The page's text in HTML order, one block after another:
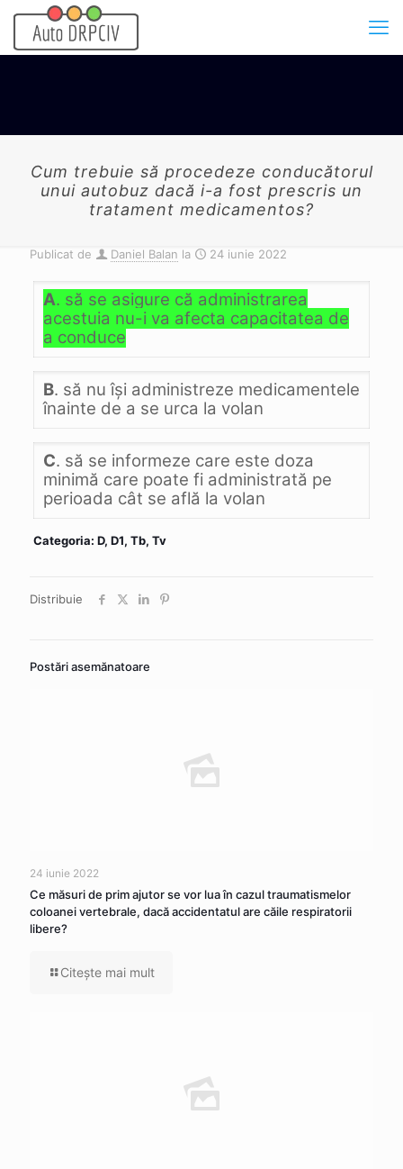
Cum trebuie să procedeze conducătorul
unui autobuz dacă i-a fost prescris un
tratament medicamentos?
Publicat de Daniel Balan la 24 iunie 2022
A. să se asigure că administrarea
acestuia nu-i va afecta capacitatea de
a conduce
B. să nu îşi administreze medicamentele
înainte de a se urca la volan
C. să se informeze care este doza
minimă care poate fi administrată pe
perioada cât se află la volan
Categoria: D, D1, Tb, Tv
Distribuie
Postări asemănatoare
24 iunie 2022
Ce măsuri de prim ajutor se vor lua în cazul traumatismelor
coloanei vertebrale, dacă accidentatul are căile respiratorii
libere?
Citeşte mai mult